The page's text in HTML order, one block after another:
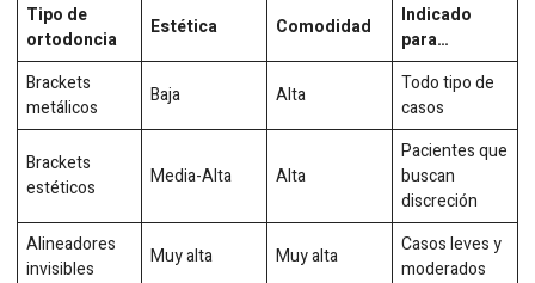
Tipo de
ortodoncia
Estética Comodidad
Indicado
para…
Brackets
metálicos
Baja Alta
Todo tipo de
casos
Brackets
estéticos
Media-Alta Alta
Pacientes que
buscan
discreción
Alineadores
invisibles
Muy alta Muy alta
Casos leves y
moderados